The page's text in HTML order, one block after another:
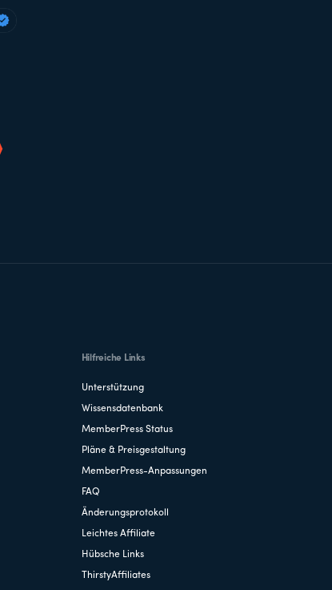
Hilfreiche Links
Unterstützung
Wissensdatenbank
MemberPress Status
Pläne & Preisgestaltung
MemberPress-Anpassungen
FAQ
Änderungsprotokoll
Leichtes Affiliate
Hübsche Links
ThirstyAffiliates